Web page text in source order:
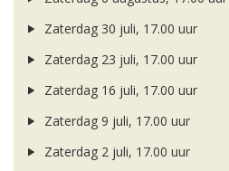
Zaterdag 30 juli, 17.00 uur
Zaterdag 23 juli, 17.00 uur
Zaterdag 16 juli, 17.00 uur
Zaterdag 9 juli, 17.00 uur
Zaterdag 2 juli, 17.00 uur